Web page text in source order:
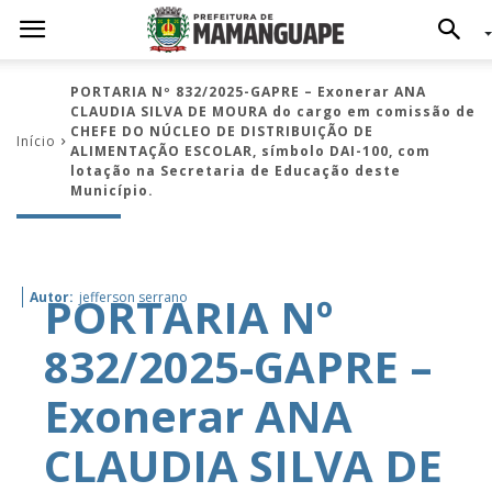
Início
PORTARIA Nº 832/2025-GAPRE – Exonerar ANA
CLAUDIA SILVA DE MOURA do cargo em comissão de
CHEFE DO NÚCLEO DE DISTRIBUIÇÃO DE
ALIMENTAÇÃO ESCOLAR, símbolo DAI-100, com
lotação na Secretaria de Educação deste
Município.
Autor: jefferson serrano
PORTARIA Nº
832/2025-GAPRE –
Exonerar ANA
CLAUDIA SILVA DE